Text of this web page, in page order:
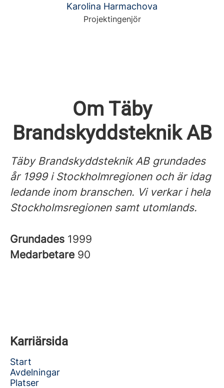
Karolina Harmachova
Projektingenjör
Om Täby
Brandskyddsteknik AB
Täby Brandskyddsteknik AB grundades
år 1999 i Stockholmregionen och är idag
ledande inom branschen. Vi verkar i hela
Stockholmsregionen samt utomlands.
Grundades 1999
Medarbetare 90
Karriärsida
Start
Avdelningar
Platser